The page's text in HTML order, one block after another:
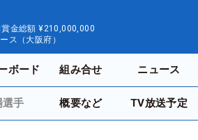
賞金総額 ¥210,000,000
ス（大阪府）
ボード 組み合せ ニュース
選手 概要など TV放送予定